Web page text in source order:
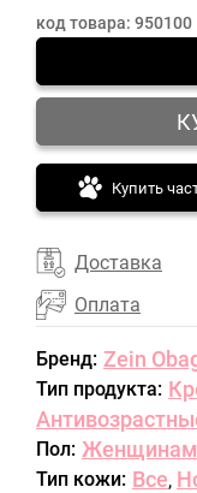
код товара: 950100
Купить
Доставка
Оплата
Бренд: Zein
Тип продукта:
Пол: Женщинам
Тип кожи: Все,